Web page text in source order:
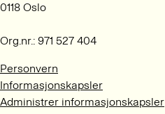
0118 Oslo
Org.nr.: 971 527 404
Personvern
Informasjonskapsler
Administrer informasjonskapsler